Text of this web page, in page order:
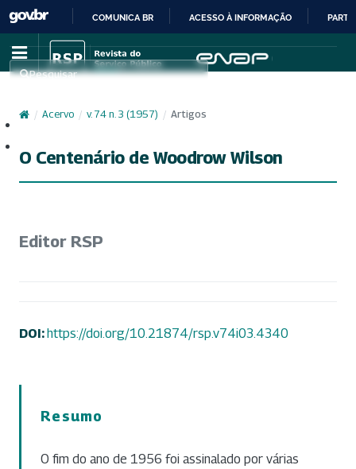
IR
PARA
CONTEÚDO
COMUNICA BR ACESSO À INFORMAÇÃO
Pesquisar
/ Acervo / v. 74 n. 3 (1957) / Artigos
O Centenário de Woodrow Wilson
Editor RSP
DOI:https://doi.org/10.21874/rsp.v74i03.4340
Resumo
O fim do ano de 1956 foi assinalado por várias